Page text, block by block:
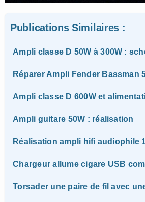
Publications Similaires :
Ampli classe D 50W à 300W :
Réparer Ampli Fender Bassman
Ampli classe D 600W et
Ampli guitare 50W : réalisation
Réalisation ampli hifi audiophile
Chargeur allume cigare USB
Torsader une paire de fil avec